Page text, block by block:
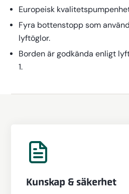
Europeisk
Fyra bottenstopp som
lyftöglor.
Borden är godkända enligt
1.
Kunskap & säkerhet